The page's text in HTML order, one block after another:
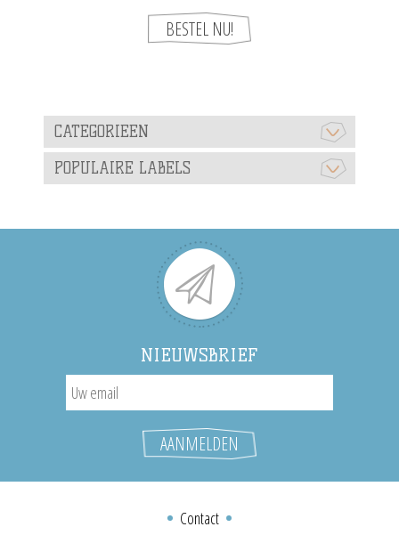
CATEGORIEEN
POPULAIRE LABELS
NIEUWSBRIEF
Contact